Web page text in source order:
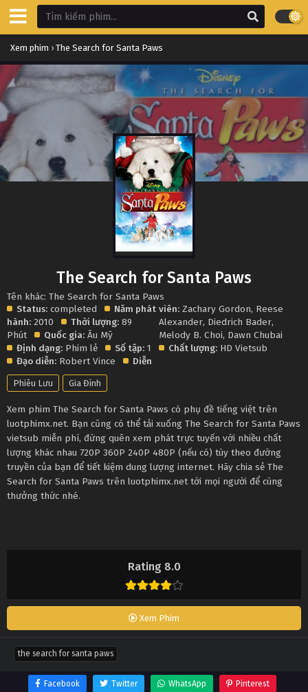
Xem phim › The Search for Santa Paws
Rating 8.0
Xem Phim
The Search for Santa Paws
Tên khác: The Search for Santa Paws
Status: completed
Năm phát
hành: 2010 Thời lượng: 89
Phút
Quốc gia: Âu Mỹ
Định dạng: Phim lẻ Số tập: 1
Đạo diễn: Robert Vince Diễn
viên: Zachary Gordon, Reese
Alexander, Diedrich Bader,
Melody B. Choi, Dawn Chubai
Chất lượng: HD Vietsub
Phiêu Lưu Gia Đình
Xem phim The Search for Santa Paws có phụ đề tiếng việt trên
luotphimx.net. Bạn cũng có thể tải xuống The Search for Santa Paws
vietsub miễn phí, đừng quên xem phát trực tuyến với nhiều chất
lượng khác nhau 720P 360P 240P 480P (nếu có) tùy theo đường
truyền của bạn để tiết kiệm dung lượng internet. Hãy chia sẻ The
Search for Santa Paws trên luotphimx.net tới mọi người để cùng
thưởng thức nhé.
the search for santa paws
Facebook Twitter WhatsApp Pinterest